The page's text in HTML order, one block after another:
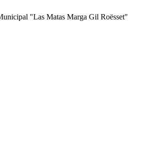
"Las Matas Marga Gil Roësset"